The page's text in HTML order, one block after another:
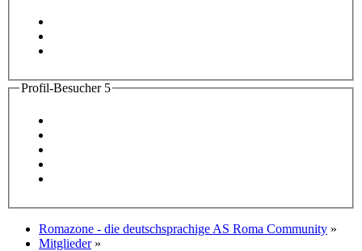
Profil-Besucher 5
Romazone - die deutschsprachige AS Roma Community »
Mitglieder »